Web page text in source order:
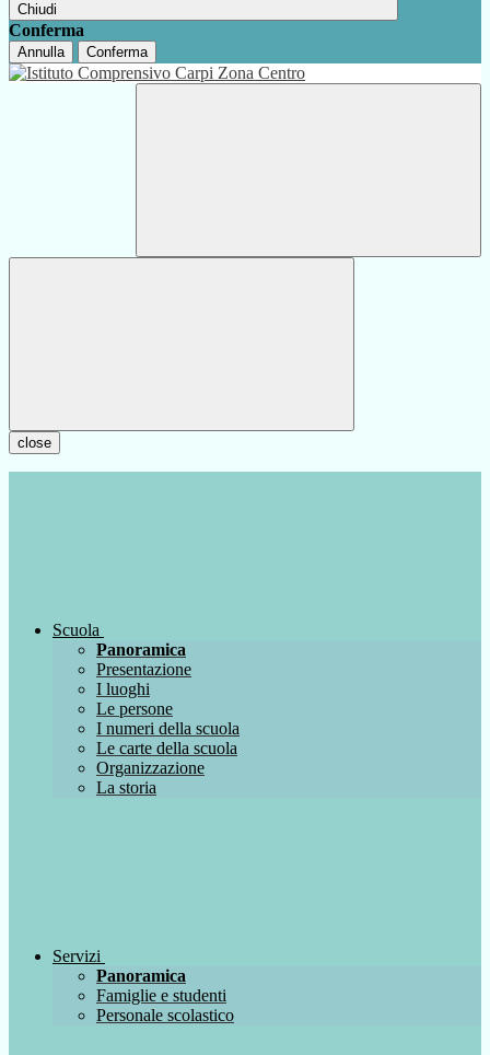
Chiudi
Conferma
Annulla Conferma
close
Scuola
Panoramica
Presentazione
I luoghi
Le persone
I numeri della scuola
Le carte della scuola
Organizzazione
La storia
Servizi
Panoramica
Famiglie e studenti
Personale scolastico